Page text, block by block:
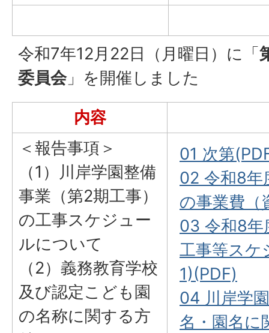
令和7年12月22日（月曜日）に「
委員会」を開催しました
内容
＜報告事項＞
（1）川岸学園整備
事業（第2期工事）
の工事スケジュー
ルについて
（2）義務教育学校
及び認定こども園
の名称に関する方
01 次第
02 令和8年
の事業費（
03 令和8年
工事等スケ
1)(PDF)
04 川岸学
名・園名に